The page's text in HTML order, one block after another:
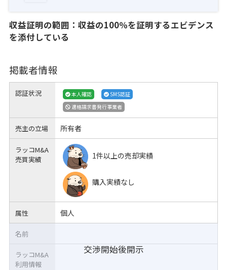
収益証明の範囲：収益の100％を証明するエビデンス
を添付している
掲載者情報
認証状況 本人確認
SMS認証
適格請求書発行事業者
売主の立場 所有者
ラッコM&A
売買実績
1件以上の売却実績
購入実績なし
属性 個人
交渉開始後開示
名前
ラッコM&A
利用情報